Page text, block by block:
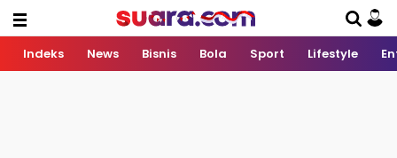
Indeks News Bisnis Bola Sport Lifestyle